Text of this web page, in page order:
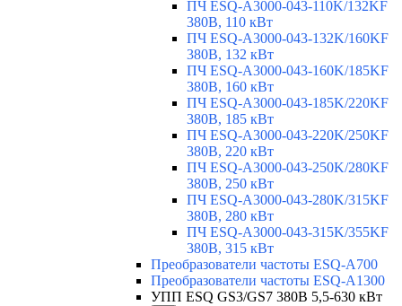
ПЧ ESQ-A3000-043-110K/132KF
380В, 110 кВт
ПЧ ESQ-A3000-043-132K/160KF
380В, 132 кВт
ПЧ ESQ-A3000-043-160K/185KF
380В, 160 кВт
ПЧ ESQ-A3000-043-185K/220KF
380В, 185 кВт
ПЧ ESQ-A3000-043-220K/250KF
380В, 220 кВт
ПЧ ESQ-A3000-043-250K/280KF
380В, 250 кВт
ПЧ ESQ-A3000-043-280K/315KF
380В, 280 кВт
ПЧ ESQ-A3000-043-315K/355KF
380В, 315 кВт
Преобразователи частоты ESQ-A700
Преобразователи частоты ESQ-A1300
УПП ESQ GS3/GS7 380В 5,5-630 кВт